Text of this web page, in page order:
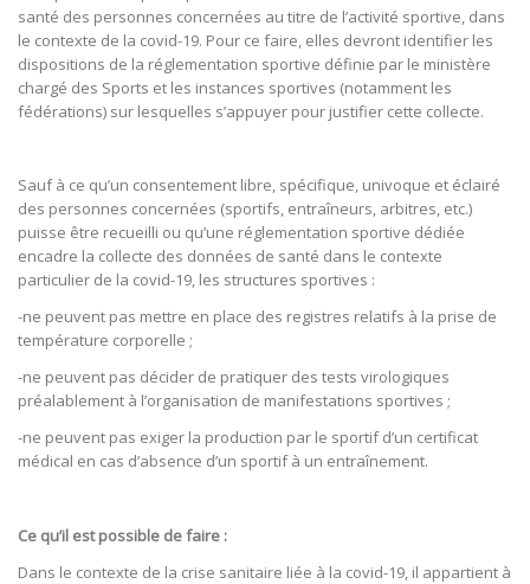
santé des personnes concernées au titre de l’activité sportive, dans
le contexte de la covid-19. Pour ce faire, elles devront identifier les
dispositions de la réglementation sportive définie par le ministère
chargé des Sports et les instances sportives (notamment les
fédérations) sur lesquelles s’appuyer pour justifier cette collecte.
Sauf à ce qu’un consentement libre, spécifique, univoque et éclairé
des personnes concernées (sportifs, entraîneurs, arbitres, etc.)
puisse être recueilli ou qu’une réglementation sportive dédiée
encadre la collecte des données de santé dans le contexte
particulier de la covid-19, les structures sportives :
-ne peuvent pas mettre en place des registres relatifs à la prise de
température corporelle ;
-ne peuvent pas décider de pratiquer des tests virologiques
préalablement à l’organisation de manifestations sportives ;
-ne peuvent pas exiger la production par le sportif d’un certificat
médical en cas d’absence d’un sportif à un entraînement.​
Ce qu’il est possible de faire :
Dans le contexte de la crise sanitaire liée à la covid-19, il appartient à